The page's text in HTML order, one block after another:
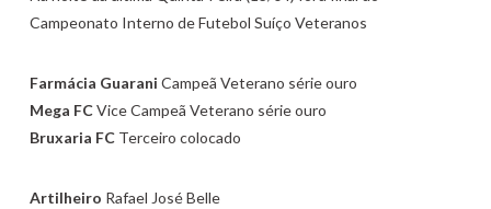
Campeonato Interno de Futebol Suíço Veteranos
Farmácia Guarani Campeã Veterano série ouro
Mega FCVice Campeã Veterano série ouro
Bruxaria FCTerceiro colocado
Artilheiro Rafael José Belle